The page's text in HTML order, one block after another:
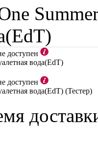
доступен
вода(EdT)
доступен
вода(EdT) (Тестер)